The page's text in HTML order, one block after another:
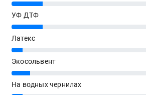
20%
УФ ДТФ
20%
Латекс
7%
Экосольвент
12%
На водных чернилах